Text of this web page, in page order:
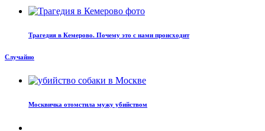
Трагедия в Кемерово. Почему это с нами происходит
Случайно
Москвичка отомстила мужу убийством